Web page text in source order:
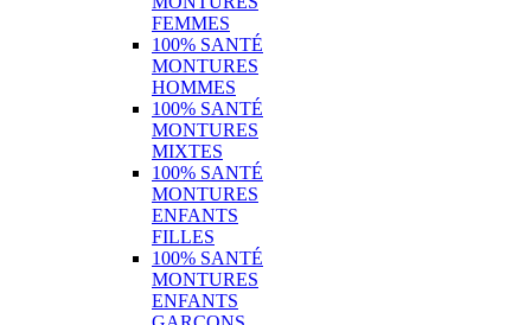
FEMMES
100% SANTÉ
MONTURES
HOMMES
100% SANTÉ
MONTURES
MIXTES
100% SANTÉ
MONTURES
ENFANTS
FILLES
100% SANTÉ
MONTURES
ENFANTS